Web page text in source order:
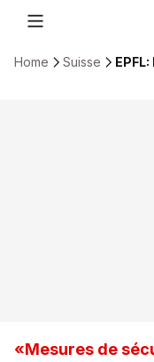
Home Suisse
«Mesures de